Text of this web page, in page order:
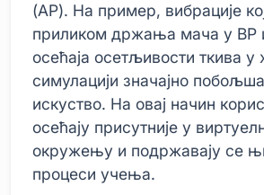
(АР). На пример, вибрације
приликом држања мача у ВР
осећаја осетљивости ткива у
симулацији значајно
искуство. На овај начин
осећају присутније у
окружењу и подржавају се
процеси учења.